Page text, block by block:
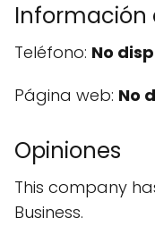
Teléfono: No
Página web: No
Opiniones
This company
Business.